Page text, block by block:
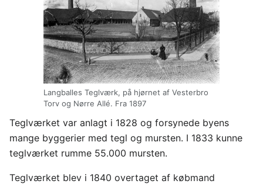
Langballes Teglværk, på hjørnet af Vesterbro
Torv og Nørre Allé. Fra 1897
Teglværket var anlagt i 1828 og forsynede byens
mange byggerier med tegl og mursten. I 1833 kunne
teglværket rumme 55.000 mursten.
Teglværket blev i 1840 overtaget af købmand